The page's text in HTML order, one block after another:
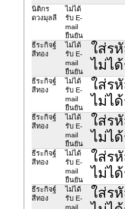
นิติกร
ดวงมุลลี
ไม่ได้
รับ E-
mail
ยืนยัน
ธีระกิจฐ์
สีทอง
ไม่ได้
รับ E-
mail
ยืนยัน
ใส่ร
ไม่ไ
ธีระกิจฐ์
สีทอง
ไม่ได้
รับ E-
mail
ยืนยัน
ใส่ร
ไม่ไ
ธีระกิจฐ์
สีทอง
ไม่ได้
รับ E-
mail
ยืนยัน
ใส่ร
ไม่ไ
ธีระกิจฐ์
สีทอง
ไม่ได้
รับ E-
mail
ยืนยัน
ใส่ร
ไม่ไ
ธีระกิจฐ์
สีทอง
ไม่ได้
รับ E-
mail
ใส่ร